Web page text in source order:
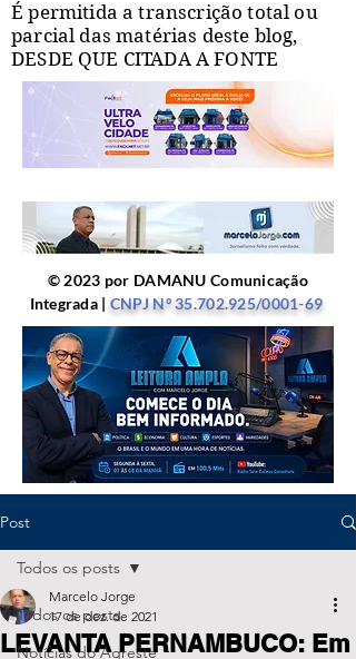
É permitida a transcrição total ou
parcial das matérias deste blog,
DESDE QUE CITADA A FONTE
© 2023 por DAMANU Comunicação
Integrada | CNPJ Nº35.702.925/0001-69
Post
Todos os posts
Notícias do Agreste
Todos os posts
LEVANTA PERNAMBUCO: Em
Marcelo Jorge
17 de dez. de 2021